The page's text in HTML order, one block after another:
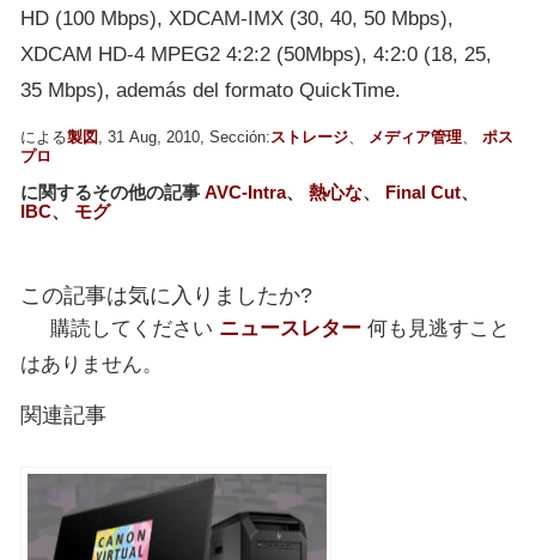
HD (100 Mbps), XDCAM-IMX (30, 40, 50 Mbps),
XDCAM HD-4 MPEG2 4:2:2 (50Mbps), 4:2:0 (18, 25,
35 Mbps), además del formato QuickTime.
による製図 , 31 Aug, 2010, Sección:ストレージ、 メディア管理、 ポス
プロ
に関するその他の記事 AVC-Intra、 熱心な、 Final Cut、
IBC、 モグ
この記事は気に入りましたか?
購読してください ニュースレター 何も見逃すこと
はありません。
関連記事